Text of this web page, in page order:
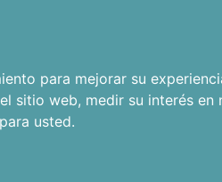
para mejorar su
sitio web, medir su interés
usted.